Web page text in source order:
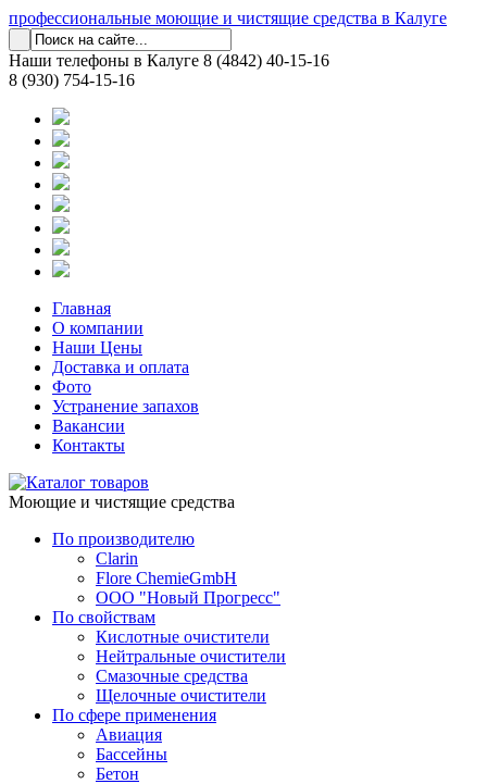
профессиональные моющие и чистящие средства в Калуге
Наши телефоны в Калуге 8 (4842) 40-15-16
8 (930) 754-15-16
Главная
О компании
Наши Цены
Доставка и оплата
Фото
Устранение запахов
Вакансии
Контакты
Моющие и чистящие средства
По производителю
Clarin
Flore ChemieGmbH
ООО "Новый Прогресс"
По свойствам
Кислотные очистители
Нейтральные очистители
Смазочные средства
Щелочные очистители
По сфере применения
Авиация
Бассейны
Бетон